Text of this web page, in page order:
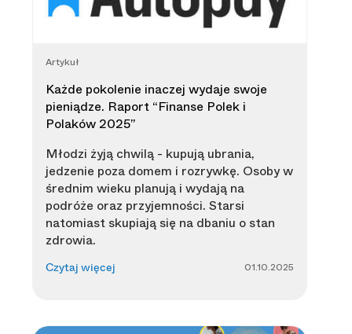
Artykuł
Każde pokolenie inaczej wydaje swoje
pieniądze. Raport “Finanse Polek i
Polaków 2025”
Młodzi żyją chwilą - kupują ubrania,
jedzenie poza domem i rozrywkę. Osoby w
średnim wieku planują i wydają na
podróże oraz przyjemności. Starsi
natomiast skupiają się na dbaniu o stan
zdrowia.
Czytaj więcej 01.10.2025